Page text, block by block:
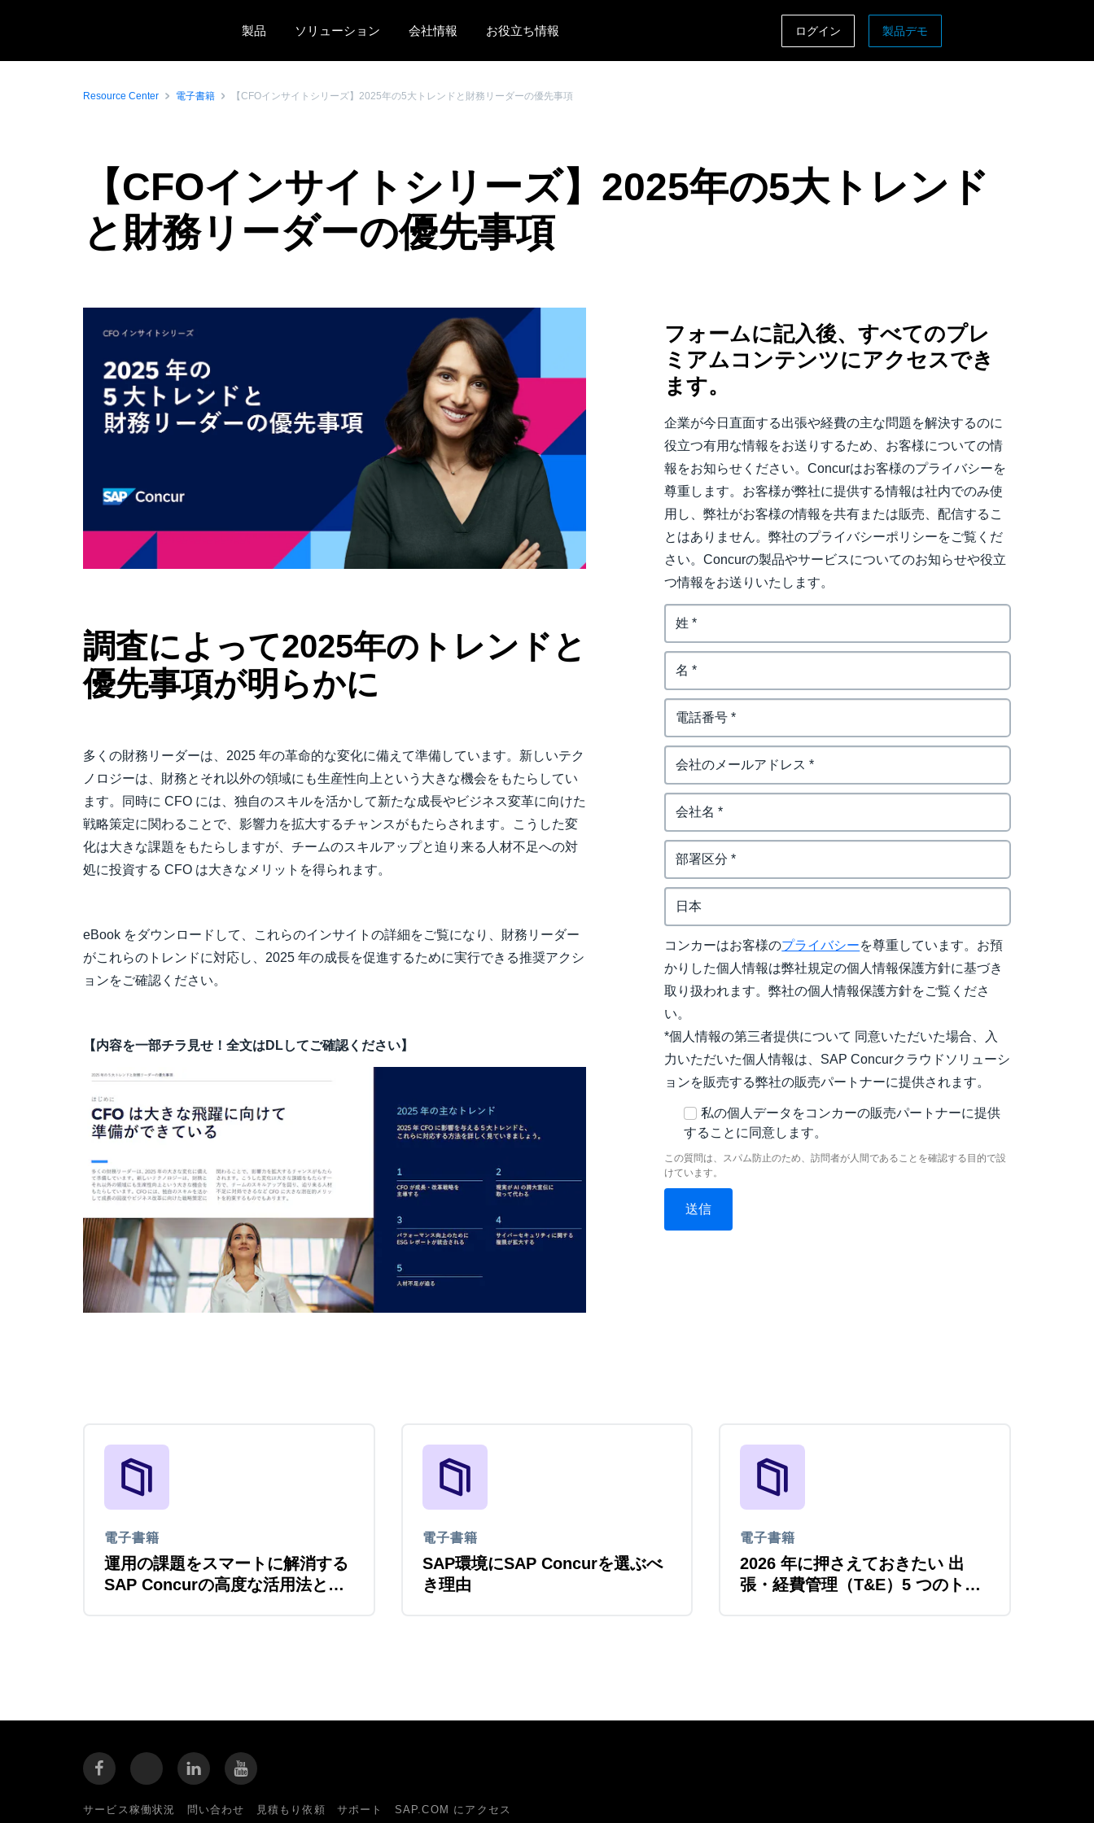
製品
ソリューション 会社情報 お役立ち情報
Canada (Français)
México (Español)
Brasil (Português)
Deutschland (Deutsch)
Finland (English)
Belgium (English)
España (Español)
Norway (English)
日本（日本語)
ログイン 製品デモ
Resource Center 電子書籍 【CFOインサイトシリーズ】2025年の5大トレンドと財務リーダーの優先事項
【CFOインサイトシリーズ】2025年の5大トレンド
と財務リーダーの優先事項
調査によって2025年のトレンドと
優先事項が明らかに
多くの財務リーダーは、2025 年の革命的な変化に備えて準備しています。新しいテク
ノロジーは、財務とそれ以外の領域にも生産性向上という大きな機会をもたらしてい
ます。同時に CFO には、独自のスキルを活かして新たな成長やビジネス変革に向けた
戦略策定に関わることで、影響力を拡大するチャンスがもたらされます。こうした変
化は大きな課題をもたらしますが、チームのスキルアップと迫り来る人材不足への対
処に投資する CFO は大きなメリットを得られます。
eBook をダウンロードして、これらのインサイトの詳細をご覧になり、財務リーダー
がこれらのトレンドに対応し、2025 年の成長を促進するために実行できる推奨アクシ
ョンをご確認ください。
【内容を一部チラ見せ！全文はDLしてご確認ください】
フォームに記入後、すべてのプレ
ミアムコンテンツにアクセスでき
ます。
企業が今日直面する出張や経費の主な問題を解決するのに
役立つ有用な情報をお送りするため、お客様についての情
報をお知らせください。Concurはお客様のプライバシーを
尊重します。お客様が弊社に提供する情報は社内でのみ使
用し、弊社がお客様の情報を共有または販売、配信するこ
とはありません。弊社のプライバシーポリシーをご覧くだ
さい。Concurの製品やサービスについてのお知らせや役立
つ情報をお送りいたします。
コンカーはお客様のプライバシーを尊重しています。お預
かりした個人情報は弊社規定の個人情報保護方針に基づき
取り扱われます。弊社の個人情報保護方針をご覧くださ
い。
*個人情報の第三者提供について 同意いただいた場合、入
力いただいた個人情報は、SAP Concurクラウドソリューシ
ョンを販売する弊社の販売パートナーに提供されます。
私の個人データをコンカーの販売パートナーに提供
することに同意します。
この質問は、スパム防止のため、訪問者が人間であることを確認する目的で設
けています。
電子書籍
運用の課題をスマートに解消する
SAP Concurの高度な活用法と支
電子書籍
SAP環境にSAP Concurを選ぶべ
き理由
電子書籍
2026 年に押さえておきたい 出
張・経費管理（T&E）5 つのトレ
サービス稼働状況 問い合わせ 見積もり依頼 サポート SAP.COM にアクセス